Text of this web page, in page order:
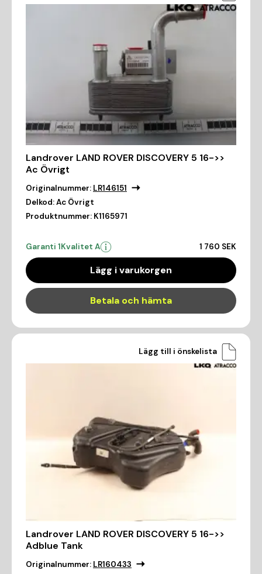
Landrover LAND ROVER DISCOVERY 5 16->>
Ac Övrigt
Originalnummer: LR146151
Delkod:Ac Övrigt
Produktnummer: K1165971
Garanti 1Kvalitet A 1 760 SEK
Lägg i varukorgen
Betala och hämta
Lägg till i önskelista
Landrover LAND ROVER DISCOVERY 5 16->>
Adblue Tank
Originalnummer: LR160433